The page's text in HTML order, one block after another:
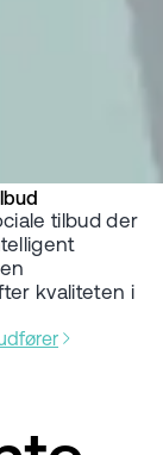
tilbud der
kvaliteten i